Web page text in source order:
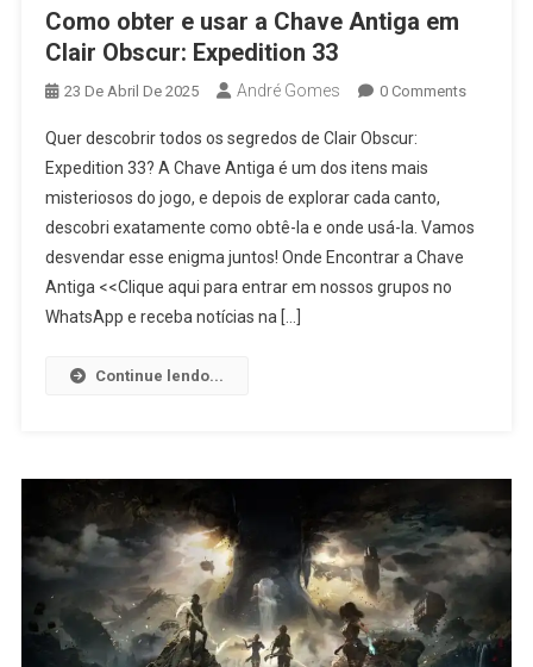
Como obter e usar a Chave Antiga em
Clair Obscur: Expedition 33
23 De Abril De 2025 André Gomes 0 Comments
Quer descobrir todos os segredos de Clair Obscur:
Expedition 33? A Chave Antiga é um dos itens mais
misteriosos do jogo, e depois de explorar cada canto,
descobri exatamente como obtê-la e onde usá-la. Vamos
desvendar esse enigma juntos! Onde Encontrar a Chave
Antiga <<Clique aqui para entrar em nossos grupos no
WhatsApp e receba notícias na […]
Continue lendo...